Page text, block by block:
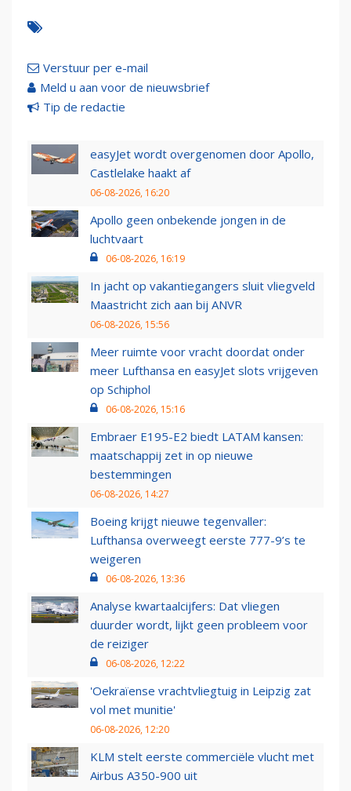
Verstuur per e-mail
Meld u aan voor de nieuwsbrief
Tip de redactie
easyJet wordt overgenomen door Apollo,
Castlelake haakt af
06-08-2026, 16:20
Apollo geen onbekende jongen in de
luchtvaart
06-08-2026, 16:19
In jacht op vakantiegangers sluit vliegveld
Maastricht zich aan bij ANVR
06-08-2026, 15:56
Meer ruimte voor vracht doordat onder
meer Lufthansa en easyJet slots vrijgeven
op Schiphol
06-08-2026, 15:16
Embraer E195-E2 biedt LATAM kansen:
maatschappij zet in op nieuwe
bestemmingen
06-08-2026, 14:27
Boeing krijgt nieuwe tegenvaller:
Lufthansa overweegt eerste 777-9’s te
weigeren
06-08-2026, 13:36
Analyse kwartaalcijfers: Dat vliegen
duurder wordt, lijkt geen probleem voor
de reiziger
06-08-2026, 12:22
'Oekraïense vrachtvliegtuig in Leipzig zat
vol met munitie'
06-08-2026, 12:20
KLM stelt eerste commerciële vlucht met
Airbus A350-900 uit